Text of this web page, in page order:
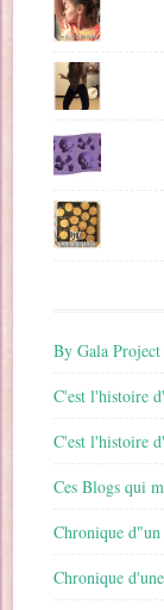
By Gala Project
C'est l'histoire
C'est l'histoire
Ces Blogs qui
Chronique
Chronique